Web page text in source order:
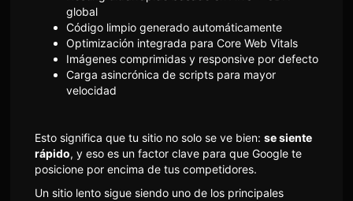
global
Código limpio generado automáticamente
Optimización integrada para Core Web Vitals
Imágenes comprimidas y responsive por defecto
Carga asincrónica de scripts para mayor
velocidad
Esto significa que tu sitio no solo se ve bien: se siente
rápido, y eso es un factor clave para que Google te
posicione por encima de tus competidores.
Un sitio lento sigue siendo uno de los principales